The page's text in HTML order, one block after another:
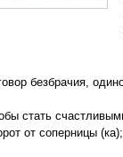
безбрачия,
стать
от соперницы (ка);